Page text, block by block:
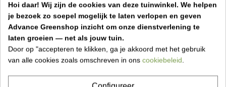
jouw behoeften en de grootte van je kudde. In onze
webshop bieden wij een breed scala aan kippenhokken in
verschillende maten en stijlen die zijn ontworpen om
tegemoet te komen aan de behoeften van verschillende
kippensoorten en -aantallen.
materialen om weer en wind te weerstaan. Zorg ervoor dat
Hoi daar! Wij zijn de cookies van deze tuinwinkel. We helpen
je bezoek zo soepel mogelijk te laten verlopen en geven
Advance Greenshop inzicht om onze dienstverlening te
laten groeien — net als jouw tuin.
Door op "accepteren te klikken, ga je akkoord met het gebruik
van alle cookies zoals omschreven in ons cookiebeleid.